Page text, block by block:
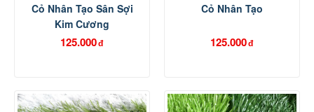
Cỏ Nhân Tạo Sân Sợi
Kim Cương
125.000đ
Cỏ Nhân Tạo
125.000đ